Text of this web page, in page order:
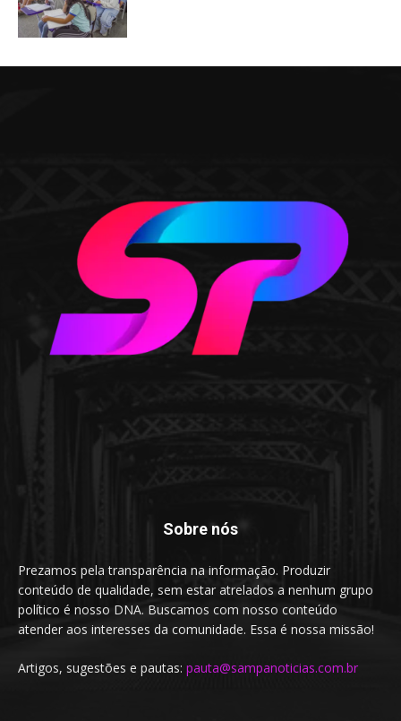
Sobre nós
Prezamos pela transparência na informação. Produzir
conteúdo de qualidade, sem estar atrelados a nenhum grupo
político é nosso DNA. Buscamos com nosso conteúdo
atender aos interesses da comunidade. Essa é nossa missão!
Artigos, sugestões e pautas: pauta@sampanoticias.com.br